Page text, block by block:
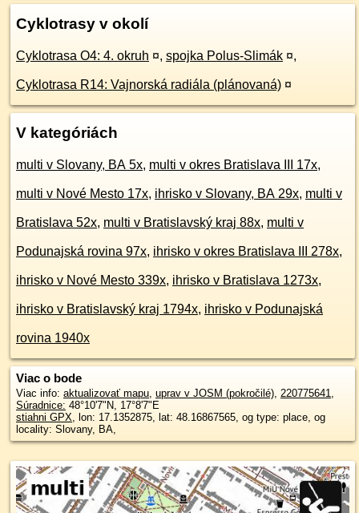
Cyklotrasy v okolí
Cyklotrasa O4: 4. okruh ¤, spojka Polus-Slimák ¤,
Cyklotrasa R14: Vajnorská radiála (plánovaná) ¤
V kategóriách
multi v Slovany, BA 5x, multi v okres Bratislava III 17x,
multi v Nové Mesto 17x, ihrisko v Slovany, BA 29x, multi v
Bratislava 52x, multi v Bratislavský kraj 88x, multi v
Podunajská rovina 97x, ihrisko v okres Bratislava III 278x,
ihrisko v Nové Mesto 339x, ihrisko v Bratislava 1273x,
ihrisko v Bratislavský kraj 1794x, ihrisko v Podunajská
rovina 1940x
Viac o bode
Viac info: aktualizovať mapu, uprav v JOSM (pokročilé), 220775641,
Súradnice: 48°10'7"N, 17°8'7"E
stiahni GPX, lon: 17.1352875, lat: 48.16867565, og type: place, og
locality: Slovany, BA,